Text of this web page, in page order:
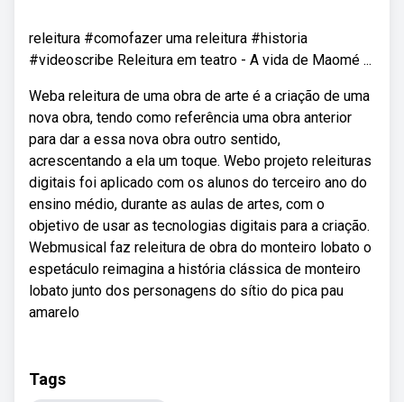
releitura #comofazer uma releitura #historia
#videoscribe Releitura em teatro - A vida de Maomé ...
Weba releitura de uma obra de arte é a criação de uma
nova obra, tendo como referência uma obra anterior
para dar a essa nova obra outro sentido,
acrescentando a ela um toque. Webo projeto releituras
digitais foi aplicado com os alunos do terceiro ano do
ensino médio, durante as aulas de artes, com o
objetivo de usar as tecnologias digitais para a criação.
Webmusical faz releitura de obra do monteiro lobato o
espetáculo reimagina a história clássica de monteiro
lobato junto dos personagens do sítio do pica pau
amarelo
Tags